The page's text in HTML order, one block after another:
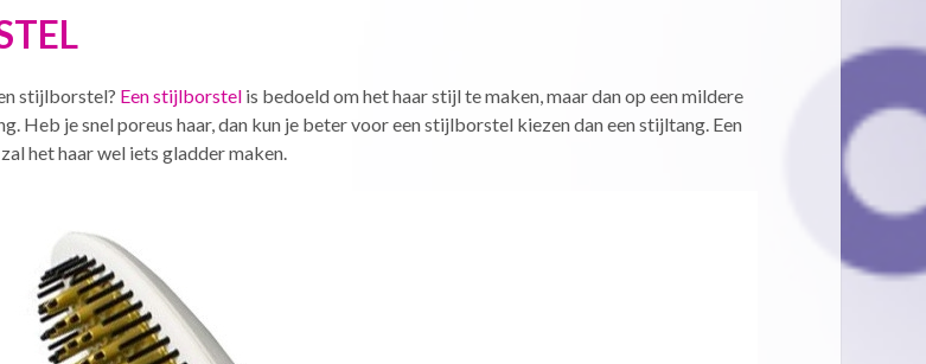
stijlborstel? Een stijlborstelis bedoeld om het haar stijl te maken, maar dan op een mildere
Heb je snel poreus haar, dan kun je beter voor een stijlborstel kiezen dan een stijltang. Een
het haar wel iets gladder maken.